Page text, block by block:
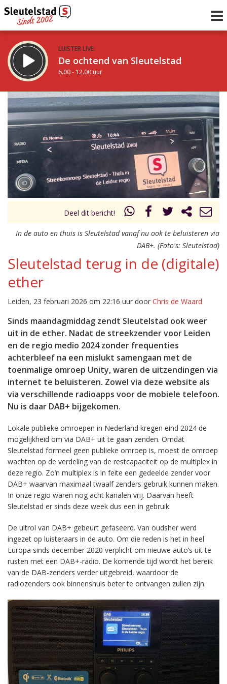
LUISTER LIVE:
De ochtend van Sleutelstad
6.00 - 12.00 uur
STRAKS:
De middag van Sleutelstad
12.00 - 17.00 uur
Vorig uur
uur 1 van 0 Volgend uur
Deel dit bericht!
In de auto en thuis is Sleutelstad vanaf nu ook te beluisteren via
DAB+. (Foto's: Sleutelstad)
Sleutelstad terug in de (digitale)
ether
Leiden, 23 februari 2026 om 22:16 uur door Chris de Waard
Sinds maandagmiddag zendt Sleutelstad ook weer
uit in de ether. Nadat de streekzender voor Leiden
en de regio medio 2024 zonder frequenties
achterbleef na een mislukt samengaan met de
toenmalige omroep Unity, waren de uitzendingen via
internet te beluisteren. Zowel via deze website als
via verschillende radioapps voor de mobiele telefoon.
Nu is daar DAB+ bijgekomen.
Lokale publieke omroepen in Nederland kregen eind 2024 de
mogelijkheid om via DAB+ uit te gaan zenden. Omdat
Sleutelstad formeel geen publieke omroep is, moest de omroep
wachten op de verdeling van de restcapaciteit op de multiplex in
deze regio. Zo’n multiplex is in feite een gedeelde zender voor
DAB+ waarvan maximaal twaalf zenders gebruik kunnen maken.
In onze regio waren nog acht kanalen vrij. Daarvan heeft
Sleutelstad er sinds deze week dus een in gebruik.
De uitrol van DAB+ gebeurt gefaseerd. Van oudsher werd
ingezet op luisteraars in de auto. Om die reden is het in heel
Europa sinds december 2020 verplicht om nieuwe auto’s uit te
rusten met een DAB+-radio. De komende tijd wordt het bereik
van de DAB-zenders verder uitgebreid, waardoor de
radiozenders ook binnenshuis beter te ontvangen zullen zijn.